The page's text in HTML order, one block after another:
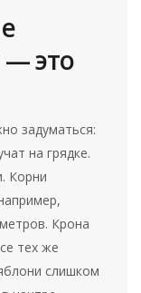
это
задуматься:
на грядке.
Корни
Крона
тех же
слишком